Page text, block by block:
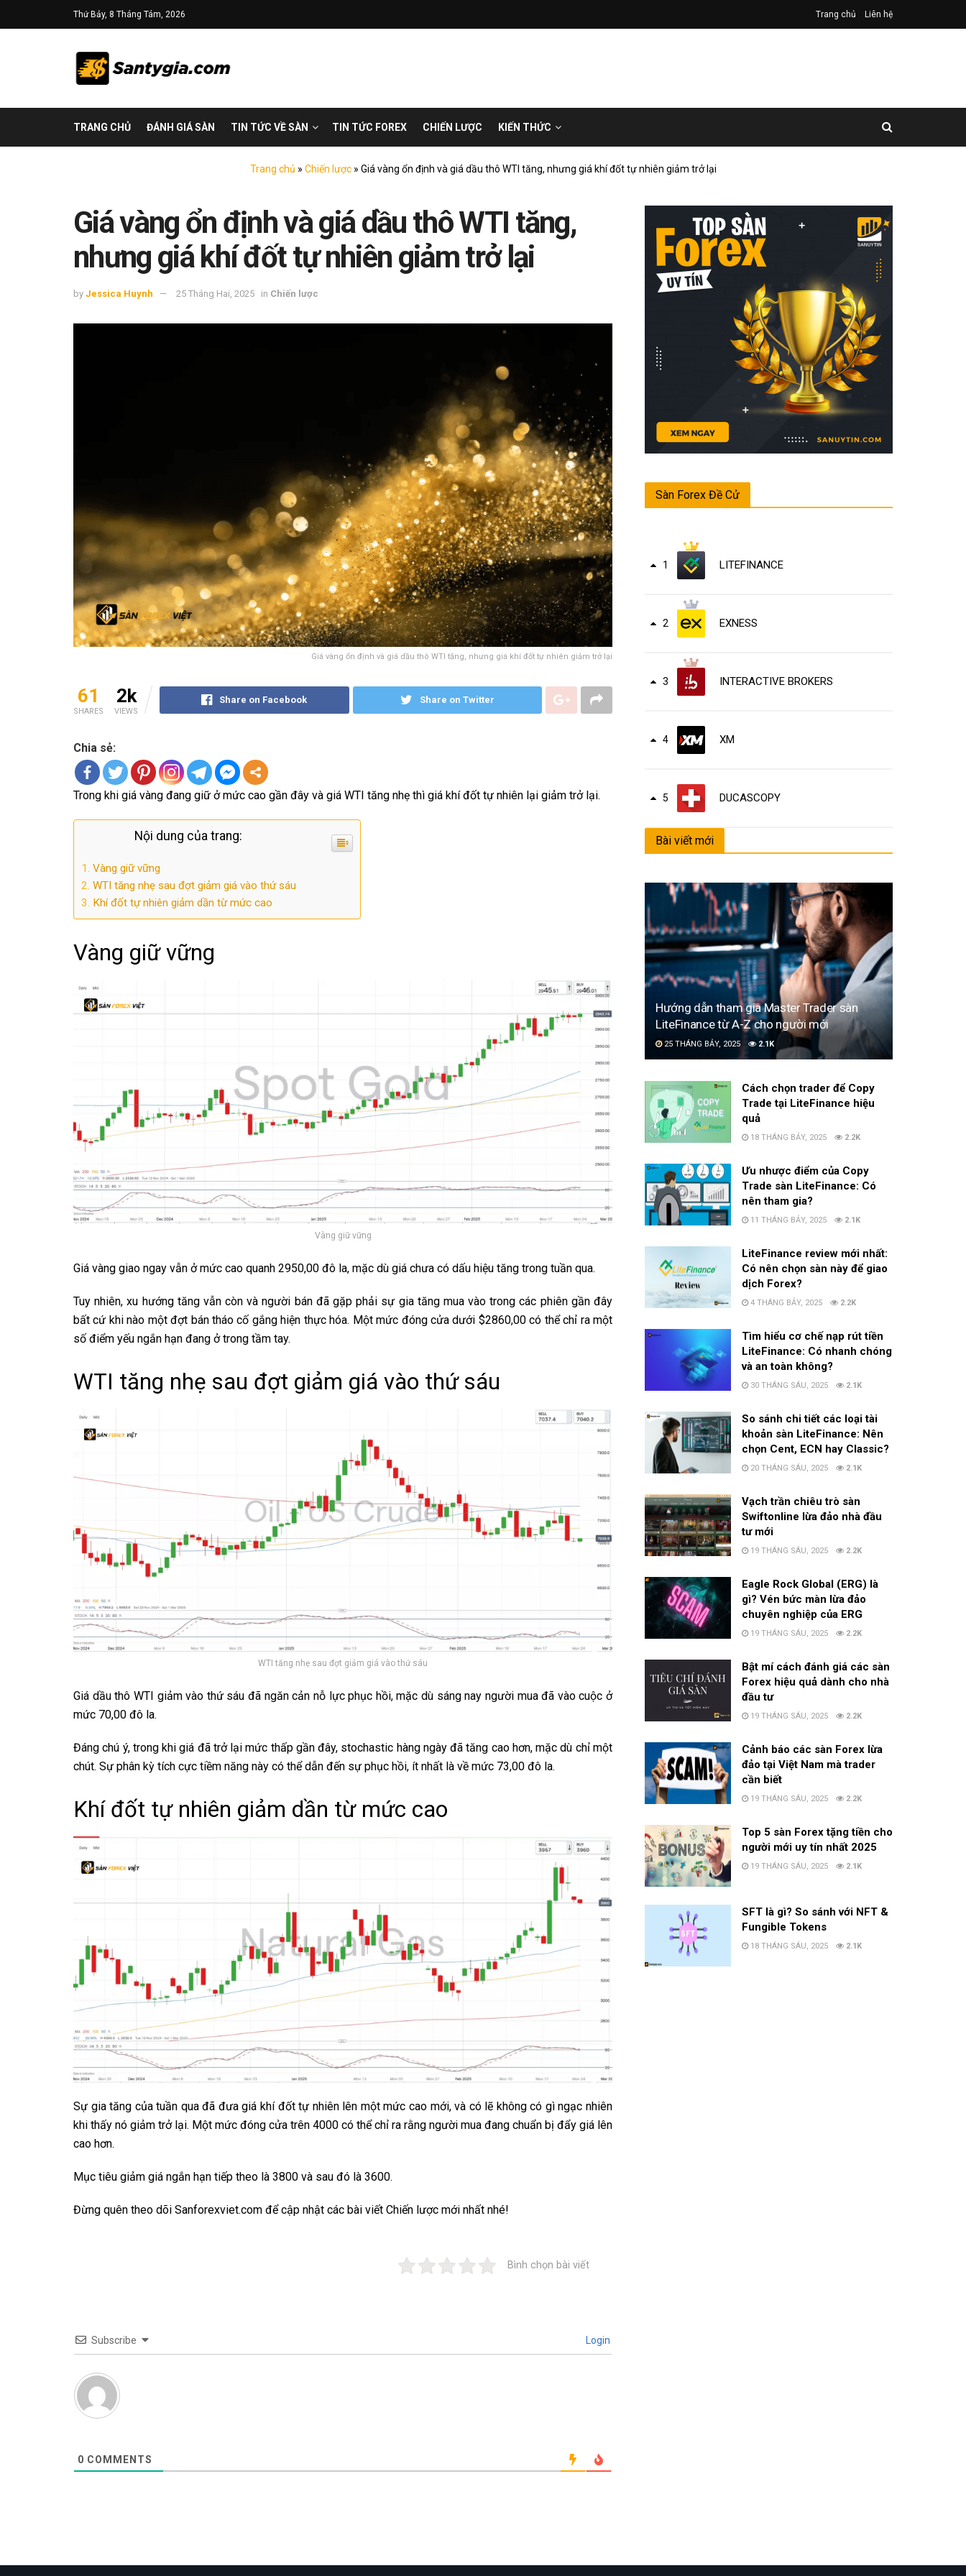
Thứ Bảy, 8 Tháng Tám, 2026 Trang chủ Liên hệ
TRANG CHỦ ĐÁNH GIÁ SÀN TIN TỨC VỀ SÀN TIN TỨC FOREX CHIẾN LƯỢC KIẾN THỨC
Trang chủ » Chiến lược» Giá vàng ổn định và giá dầu thô WTI tăng, nhưng giá khí đốt tự nhiên giảm trở lại
Giá vàng ổn định và giá dầu thô WTI tăng,
nhưng giá khí đốt tự nhiên giảm trở lại
by Jessica Huynh 25 Tháng Hai, 2025 in Chiến lược
Giá vàng ổn định và giá dầu thô WTI tăng, nhưng giá khí đốt tự nhiên giảm trở lại
61
SHARES
2k
VIEWS
Share on Facebook Share on Twitter
Chia sẻ:
Trong khi giá vàng đang giữ ở mức cao gần đây và giá WTI tăng nhẹ thì giá khí đốt tự nhiên lại giảm trở lại.
Nội dung của trang:
Vàng giữ vững
WTI tăng nhẹ sau đợt giảm giá vào thứ sáu
Khí đốt tự nhiên giảm dần từ mức cao
Vàng giữ vững
Vàng giữ vững
Giá vàng giao ngay vẫn ở mức cao quanh 2950,00 đô la, mặc dù giá chưa có dấu hiệu tăng trong tuần qua.
Tuy nhiên, xu hướng tăng vẫn còn và người bán đã gặp phải sự gia tăng mua vào trong các phiên gần đây
bất cứ khi nào một đợt bán tháo cố gắng hiện thực hóa. Một mức đóng cửa dưới $2860,00 có thể chỉ ra một
số điểm yếu ngắn hạn đang ở trong tầm tay.
WTI tăng nhẹ sau đợt giảm giá vào thứ sáu
WTI tăng nhẹ sau đợt giảm giá vào thứ sáu
Giá dầu thô WTI giảm vào thứ sáu đã ngăn cản nỗ lực phục hồi, mặc dù sáng nay người mua đã vào cuộc ở
mức 70,00 đô la.
​Đáng chú ý, trong khi giá đã trở lại mức thấp gần đây, stochastic hàng ngày đã tăng cao hơn, mặc dù chỉ một
chút. Sự phân kỳ tích cực tiềm năng này có thể dẫn đến sự phục hồi, ít nhất là về mức 73,00 đô la.
Khí đốt tự nhiên giảm dần từ mức cao
Sự gia tăng của tuần qua đã đưa giá khí đốt tự nhiên lên một mức cao mới, và có lẽ không có gì ngạc nhiên
khi thấy nó giảm trở lại. Một mức đóng cửa trên 4000 có thể chỉ ra rằng người mua đang chuẩn bị đẩy giá lên
cao hơn.
Mục tiêu giảm giá ngắn hạn tiếp theo là 3800 và sau đó là 3600.
Đừng quên theo dõi Sanforexviet.com để cập nhật các bài viết Chiến lược mới nhất nhé!
Bình chọn bài viết
Subscribe Login
0 COMMENTS
Sàn Forex Đề Cử
1 LITEFINANCE
2 EXNESS
3 INTERACTIVE BROKERS
4 XM
5 DUCASCOPY
Bài viết mới
Hướng dẫn tham gia Master Trader sàn
LiteFinance từ A-Z cho người mới
25 THÁNG BẢY, 2025 2.1K
Cách chọn trader để Copy
Trade tại LiteFinance hiệu
quả
18 THÁNG BẢY, 2025 2.2K
Ưu nhược điểm của Copy
Trade sàn LiteFinance: Có
nên tham gia?
11 THÁNG BẢY, 2025 2.1K
LiteFinance review mới nhất:
Có nên chọn sàn này để giao
dịch Forex?
4 THÁNG BẢY, 2025 2.2K
Tìm hiểu cơ chế nạp rút tiền
LiteFinance: Có nhanh chóng
và an toàn không?
30 THÁNG SÁU, 2025 2.1K
So sánh chi tiết các loại tài
khoản sàn LiteFinance: Nên
chọn Cent, ECN hay Classic?
20 THÁNG SÁU, 2025 2.1K
Vạch trần chiêu trò sàn
Swiftonline lừa đảo nhà đầu
tư mới
19 THÁNG SÁU, 2025 2.2K
Eagle Rock Global (ERG) là
gì? Vén bức màn lừa đảo
chuyên nghiệp của ERG
19 THÁNG SÁU, 2025 2.2K
Bật mí cách đánh giá các sàn
Forex hiệu quả dành cho nhà
đầu tư
19 THÁNG SÁU, 2025 2.2K
Cảnh báo các sàn Forex lừa
đảo tại Việt Nam mà trader
cần biết
19 THÁNG SÁU, 2025 2.2K
Top 5 sàn Forex tặng tiền cho
người mới uy tín nhất 2025
19 THÁNG SÁU, 2025 2.1K
SFT là gì? So sánh với NFT &
Fungible Tokens
18 THÁNG SÁU, 2025 2.1K